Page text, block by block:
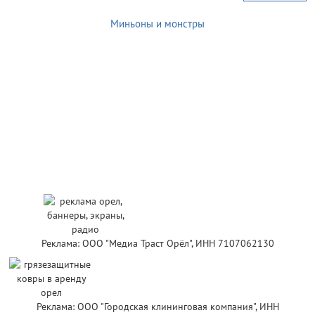
Миньоны и монстры
Реклама: ООО "Медиа Траст Орёл", ИНН 7107062130
Реклама: ООО "Городская клининговая компания", ИНН